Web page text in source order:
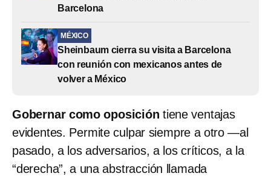
Barcelona
MÉXICO
Sheinbaum cierra su visita a Barcelona
con reunión con mexicanos antes de
volver a México
Gobernar como oposición tiene ventajas
evidentes. Permite culpar siempre a otro —al
pasado, a los adversarios, a los críticos, a la
“derecha”, a una abstracción llamada